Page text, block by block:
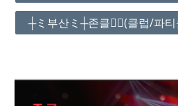
┼ミ부산ミ┼존클❤️‍🔥(클럽/파